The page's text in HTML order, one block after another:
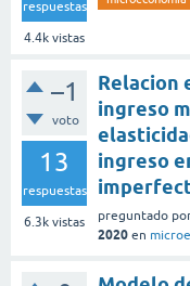
respuestas
4.4k vistas
–1
voto
13
respuestas
6.3k vistas
Relacion
ingreso
ingreso
preguntado
2020 en